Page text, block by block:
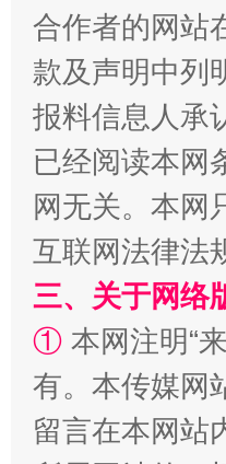
合作者的网站
款及声明中列
报料信息人承
已经阅读本网
网无关。本网
互联网法律法
三、关于网络
① 本网注明“
有。本传媒网
留言在本网站